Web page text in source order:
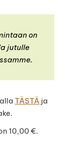
on
jutulle
TÄSTÄ ja
10,00 €.